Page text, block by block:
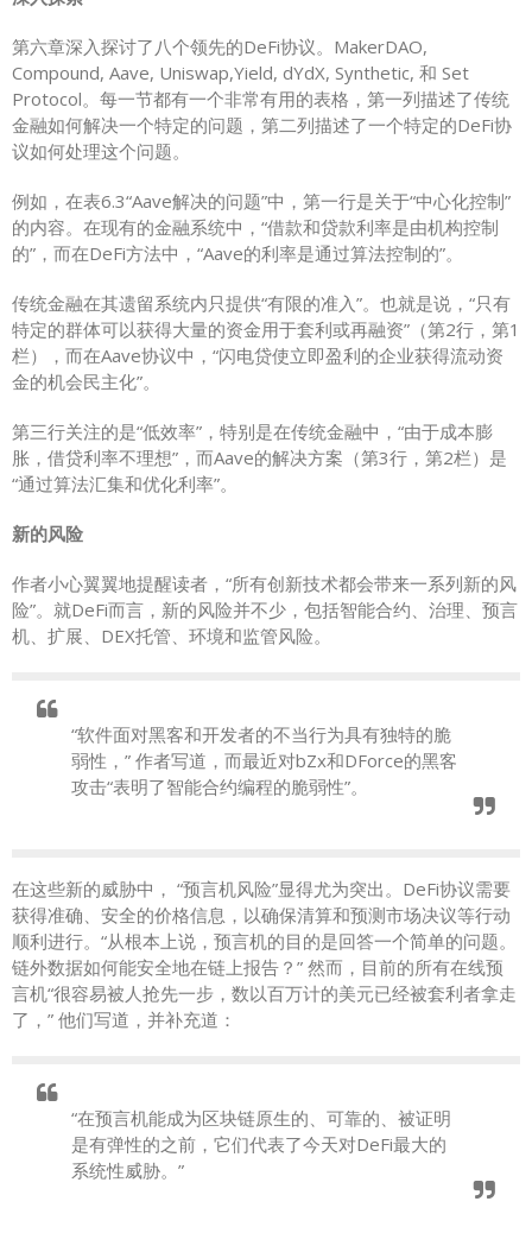
第六章深入探讨了八个领先的DeFi协议。MakerDAO,
Compound, Aave, Uniswap,Yield, dYdX, Synthetic, 和 Set
Protocol。每一节都有一个非常有用的表格，第一列描述了传统
金融如何解决一个特定的问题，第二列描述了一个特定的DeFi协
议如何处理这个问题。
例如，在表6.3“Aave解决的问题”中，第一行是关于“中心化控制”
的内容。在现有的金融系统中，“借款和贷款利率是由机构控制
的”，而在DeFi方法中，“Aave的利率是通过算法控制的”。
传统金融在其遗留系统内只提供“有限的准入”。也就是说，“只有
特定的群体可以获得大量的资金用于套利或再融资”（第2行，第1
栏），而在Aave协议中，“闪电贷使立即盈利的企业获得流动资
金的机会民主化”。
第三行关注的是“低效率”，特别是在传统金融中，“由于成本膨
胀，借贷利率不理想”，而Aave的解决方案（第3行，第2栏）是
“通过算法汇集和优化利率”。
新的风险
作者小心翼翼地提醒读者，“所有创新技术都会带来一系列新的风
险”。就DeFi而言，新的风险并不少，包括智能合约、治理、预言
机、扩展、DEX托管、环境和监管风险。
“软件面对黑客和开发者的不当行为具有独特的脆
弱性，” 作者写道，而最近对bZx和DForce的黑客
攻击“表明了智能合约编程的脆弱性”。
在这些新的威胁中， “预言机风险”显得尤为突出。DeFi协议需要
获得准确、安全的价格信息，以确保清算和预测市场决议等行动
顺利进行。“从根本上说，预言机的目的是回答一个简单的问题。
链外数据如何能安全地在链上报告？” 然而，目前的所有在线预
言机“很容易被人抢先一步，数以百万计的美元已经被套利者拿走
了，” 他们写道，并补充道：
“在预言机能成为区块链原生的、可靠的、被证明
是有弹性的之前，它们代表了今天对DeFi最大的
系统性威胁。”